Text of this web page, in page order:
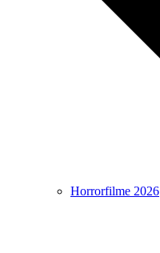
Horrorfilme 2026